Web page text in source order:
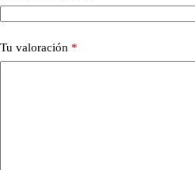
Tu valoración *